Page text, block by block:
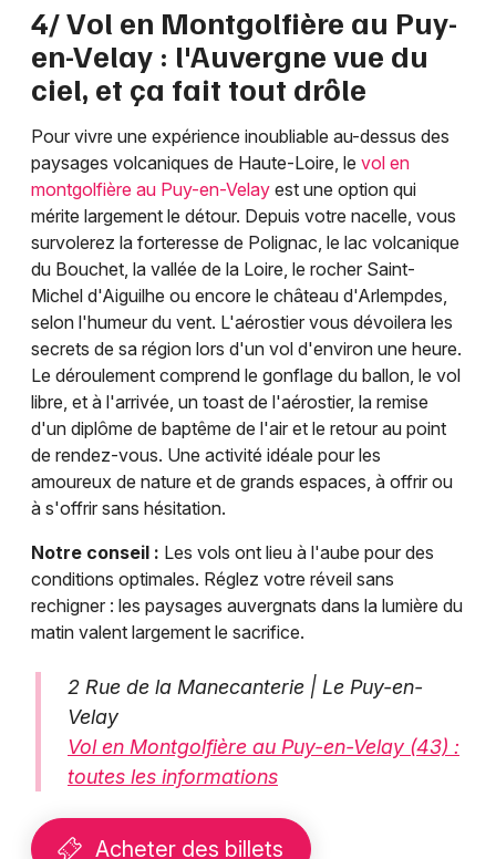
4/ Vol en Montgolfière au Puy-
en-Velay : l'Auvergne vue du
ciel, et ça fait tout drôle
Pour vivre une expérience inoubliable au-dessus des
paysages volcaniques de Haute-Loire, le vol en
montgolfière au Puy-en-Velay est une option qui
mérite largement le détour. Depuis votre nacelle, vous
survolerez la forteresse de Polignac, le lac volcanique
du Bouchet, la vallée de la Loire, le rocher Saint-
Michel d'Aiguilhe ou encore le château d'Arlempdes,
selon l'humeur du vent. L'aérostier vous dévoilera les
secrets de sa région lors d'un vol d'environ une heure.
Le déroulement comprend le gonflage du ballon, le vol
libre, et à l'arrivée, un toast de l'aérostier, la remise
d'un diplôme de baptême de l'air et le retour au point
de rendez-vous. Une activité idéale pour les
amoureux de nature et de grands espaces, à offrir ou
à s'offrir sans hésitation.
Notre conseil : Les vols ont lieu à l'aube pour des
conditions optimales. Réglez votre réveil sans
rechigner : les paysages auvergnats dans la lumière du
matin valent largement le sacrifice.
2 Rue de la Manecanterie | Le Puy-en-
Velay
Vol en Montgolfière au Puy-en-Velay (43) :
toutes les informations
Acheter des billets